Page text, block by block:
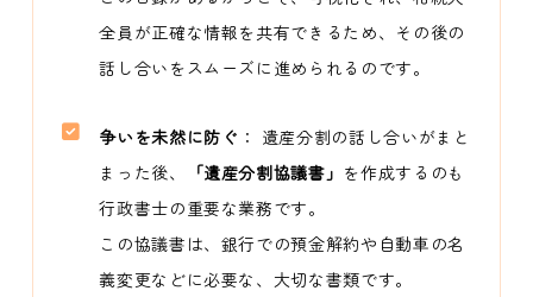
全員が正確な情報を共有できるため、その後の
話し合いをスムーズに進められるのです。
争いを未然に防ぐ ： 遺産分割の話し合いがまと
まった後、
「遺産分割協議書」 を作成するのも
行政書士の重要な業務です。
この協議書は、銀行での預金解約や自動車の名
義変更などに必要な、大切な書類です。